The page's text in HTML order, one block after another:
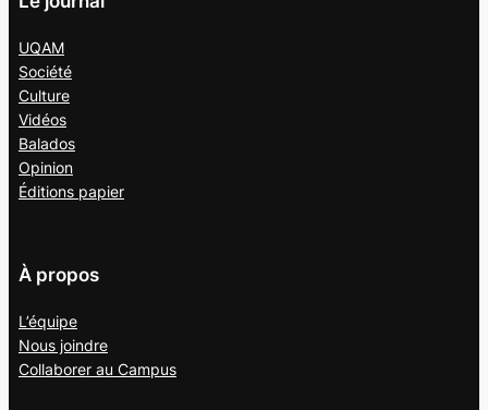
UQAM
Société
Culture
Vidéos
Balados
Opinion
Éditions papier
À propos
L’équipe
Nous joindre
Collaborer au Campus